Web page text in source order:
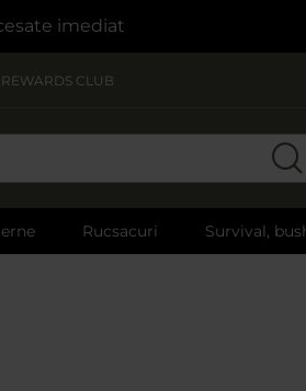
imediat
REWARDS CLUB
Rucsacuri Survival,